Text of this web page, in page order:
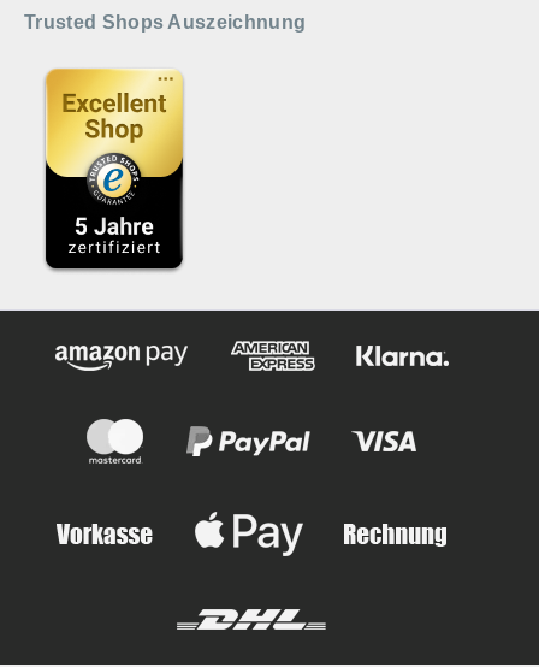
Trusted Shops Auszeichnung